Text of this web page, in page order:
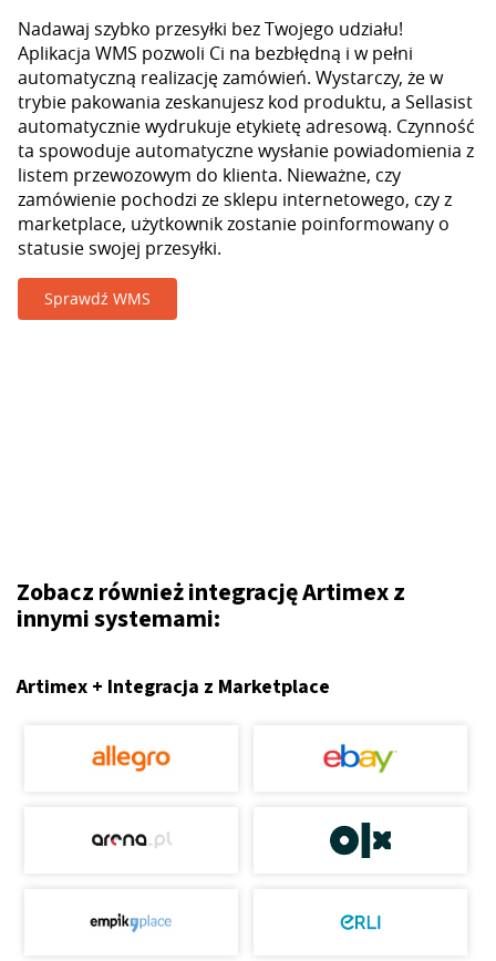
Nadawaj szybko przesyłki bez Twojego udziału!
Aplikacja WMS pozwoli Ci na bezbłędną i w pełni
automatyczną realizację zamówień. Wystarczy, że w
trybie pakowania zeskanujesz kod produktu, a Sellasist
automatycznie wydrukuje etykietę adresową. Czynność
ta spowoduje automatyczne wysłanie powiadomienia z
listem przewozowym do klienta. Nieważne, czy
zamówienie pochodzi ze sklepu internetowego, czy z
marketplace, użytkownik zostanie poinformowany o
statusie swojej przesyłki.
Sprawdź WMS
Zobacz również integrację Artimex z
innymi systemami:
Artimex + Integracja z Marketplace